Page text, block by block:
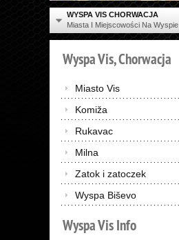
WYSPA VIS CHORWACJA
Miasta I Miejscowości Na Wyspie
WyspaVis,Chorwacja
Miasto Vis
Komiža
Rukavac
Milna
Zatok i zatoczek
Wyspa Biševo
WyspaVisInfo